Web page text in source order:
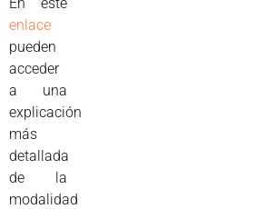
enlace
pueden
acceder
a una
explicación
más
detallada
de la
modalidad